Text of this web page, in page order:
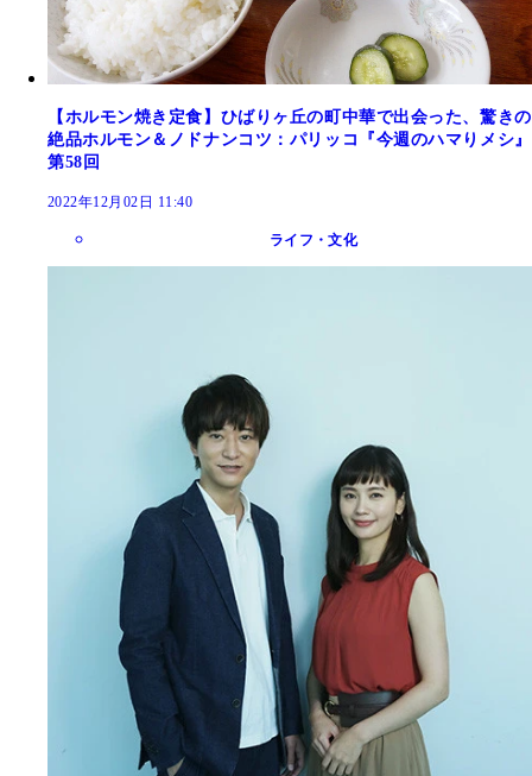
【ホルモン焼き定食】ひばりヶ丘の町中華で出会った、驚きの
絶品ホルモン＆ノドナンコツ：パリッコ『今週のハマりメシ』
第58回
2022年12月02日 11:40
ライフ・文化